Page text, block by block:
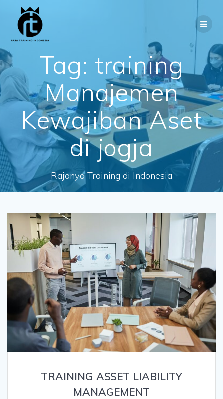
Tag: training
Manajemen
Kewajiban Aset
di jogja
Rajanya Training di Indonesia
TRAINING ASSET LIABILITY
MANAGEMENT